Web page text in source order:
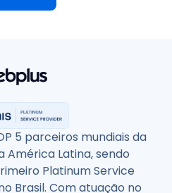
5 parceiros mundiais da
América Latina, sendo
Platinum Service
Brasil. Com atuação no